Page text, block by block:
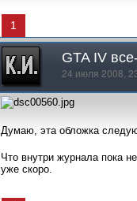
1
GTA IV
24 июля 2008,
Думаю, эта обложка
Что внутри журнала пока
уже скоро.